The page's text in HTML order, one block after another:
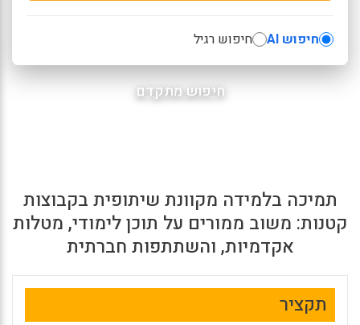
חיפוש AI חיפוש רגיל
חיפוש מתקדם
תמיכה בלמידה מקוונת שיתופית בקבוצות
קטנות: משוב ממורים על תוכן לימודי, מטלות
אקדמיות, והשתתפות חברתית
תקציר